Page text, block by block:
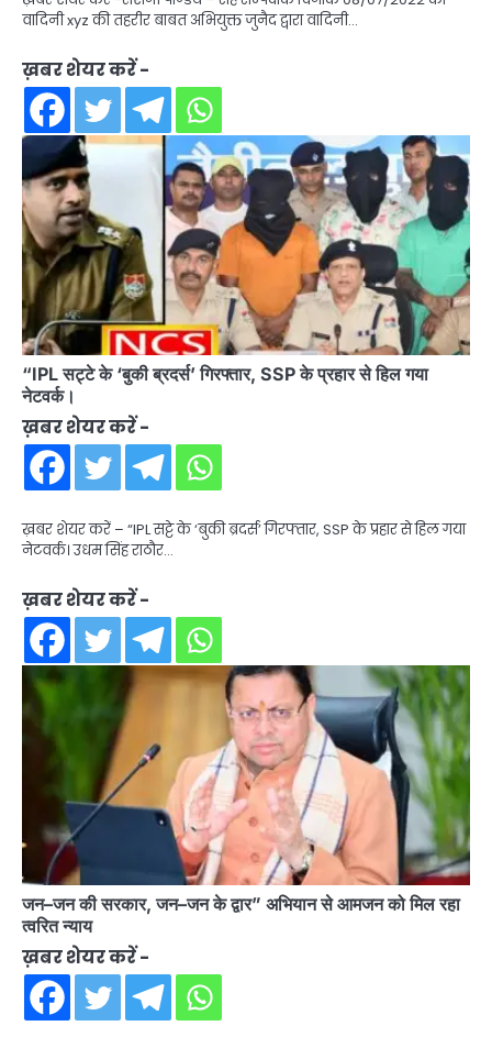
वादिनी xyz की तहरीर बाबत अभियुक्त जुनैद द्वारा वादिनी…
ख़बर शेयर करें -
“IPL सट्टे के ‘बुकी ब्रदर्स’ गिरफ्तार, SSP के प्रहार से हिल गया
नेटवर्क।
ख़बर शेयर करें -
ख़बर शेयर करें – “IPL सट्टे के ‘बुकी ब्रदर्स’ गिरफ्तार, SSP के प्रहार से हिल गया
नेटवर्क। उधम सिंह राठौर…
ख़बर शेयर करें -
जन–जन की सरकार, जन–जन के द्वार” अभियान से आमजन को मिल रहा
त्वरित न्याय
ख़बर शेयर करें -